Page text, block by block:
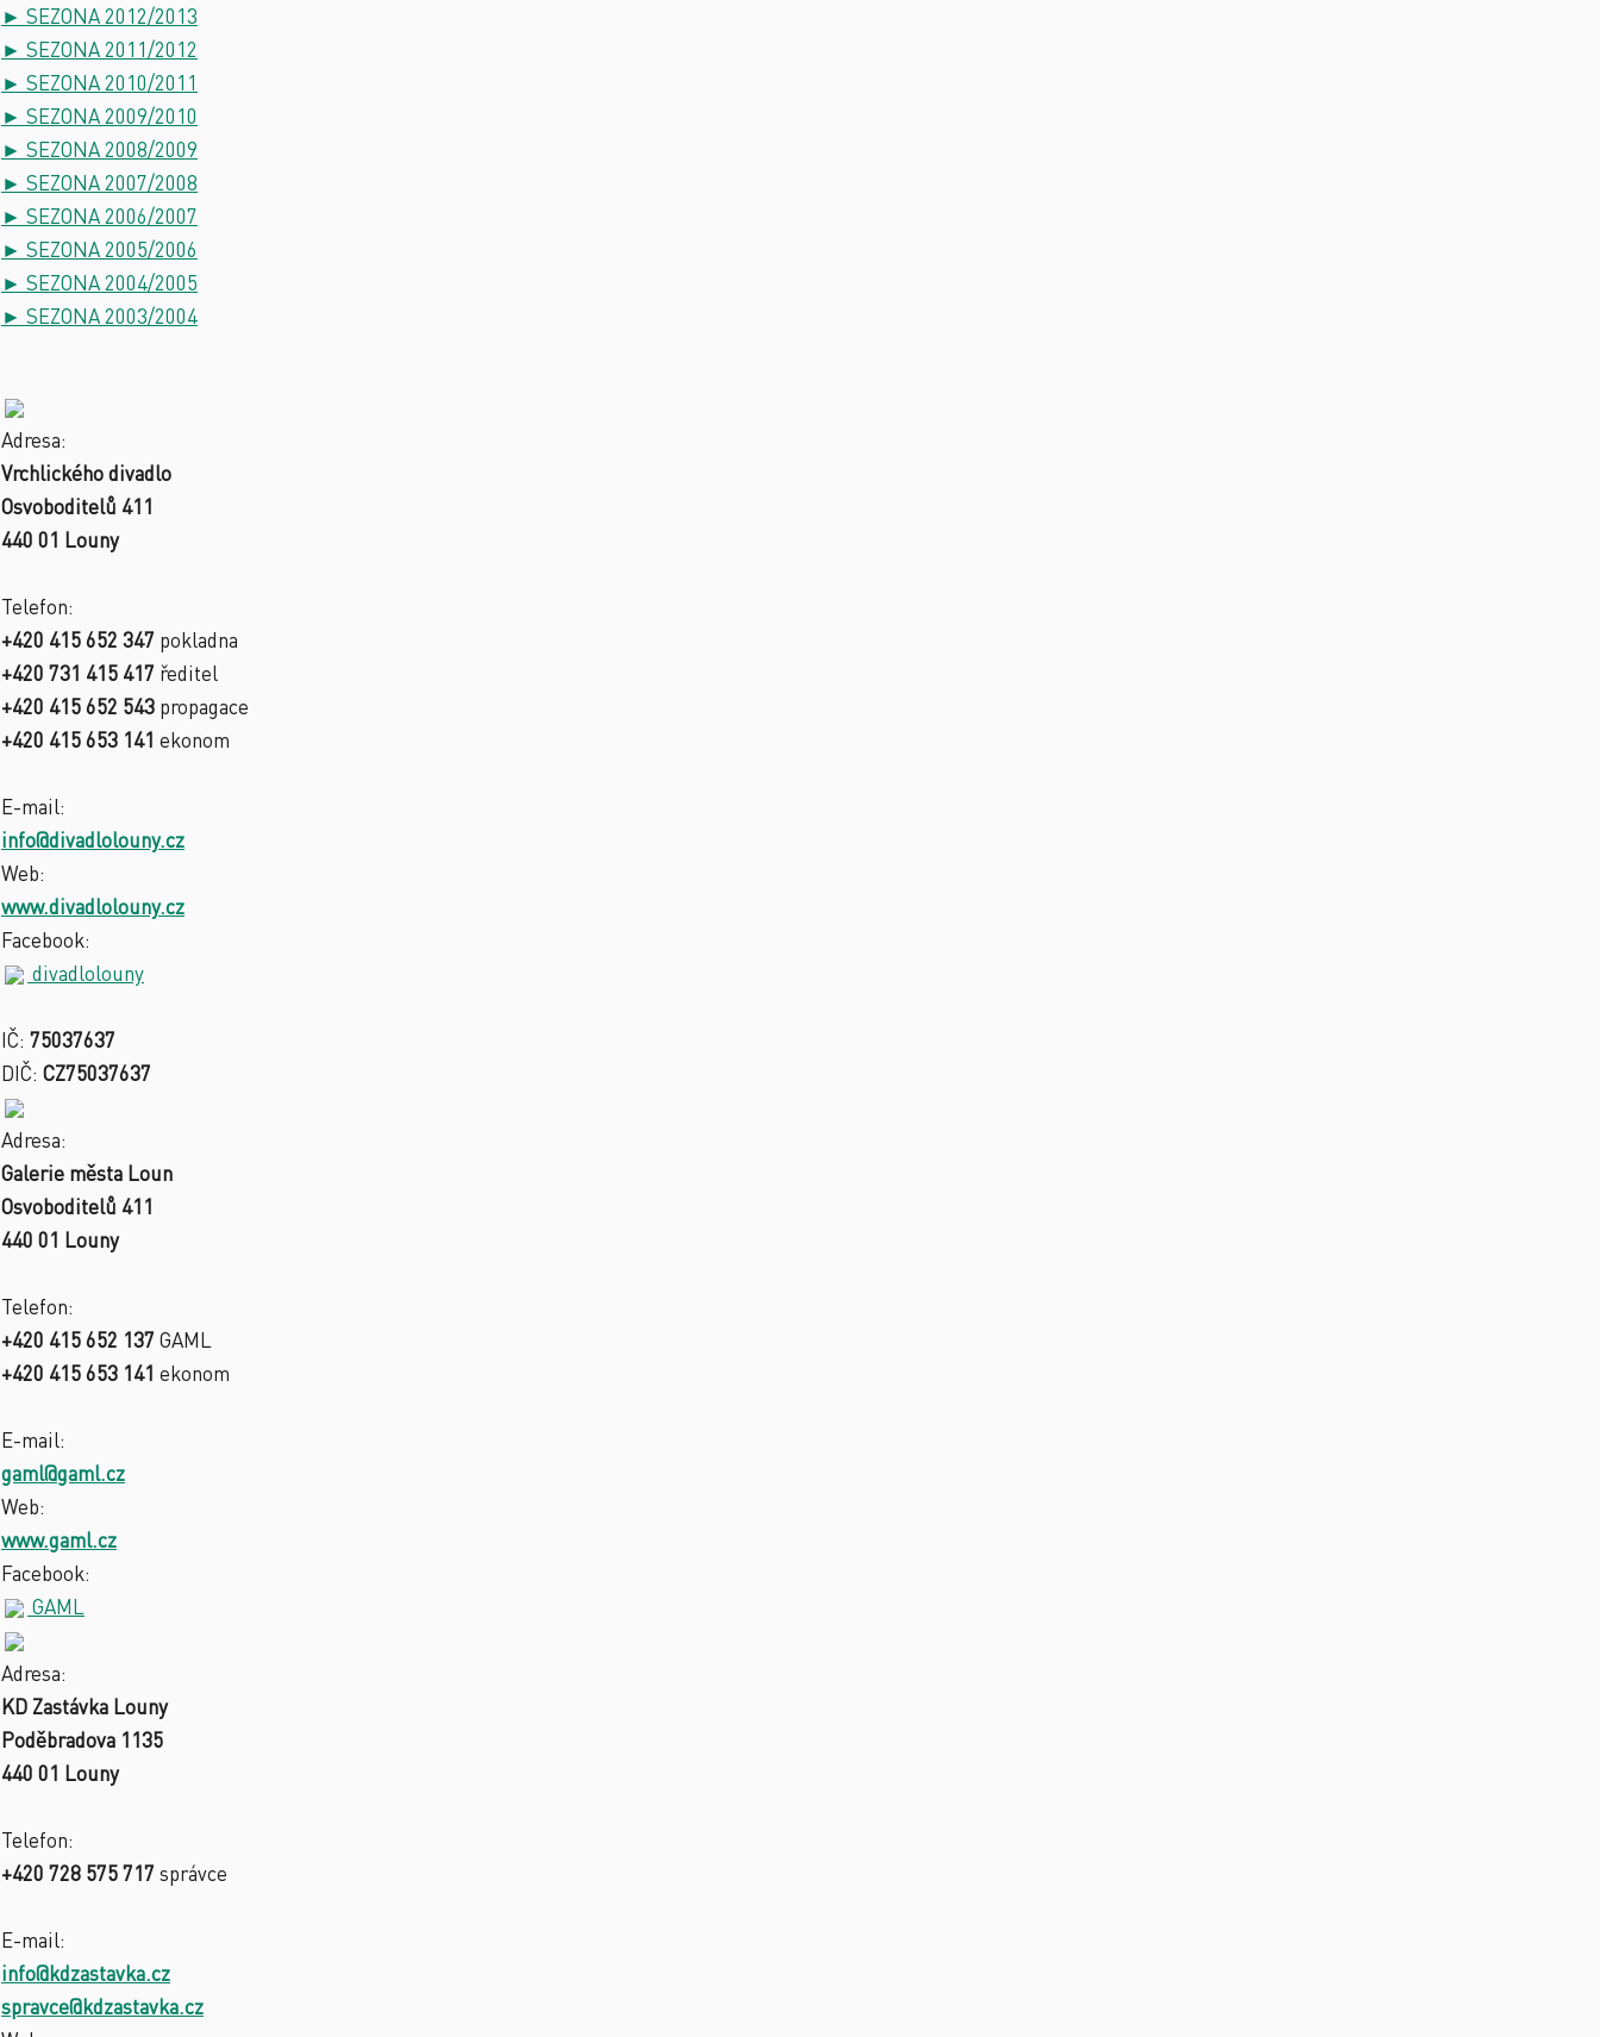
► SEZONA 2012/2013
► SEZONA 2011/2012
► SEZONA 2010/2011
► SEZONA 2009/2010
► SEZONA 2008/2009
► SEZONA 2007/2008
► SEZONA 2006/2007
► SEZONA 2005/2006
► SEZONA 2004/2005
► SEZONA 2003/2004
Adresa:
Vrchlického divadlo
Osvoboditelů 411
440 01 Louny
Telefon:
+420 415 652 347 pokladna
+420 731 415 417 ředitel
+420 415 652 543 propagace
+420 415 653 141 ekonom
E-mail:
info@divadlolouny.cz
Web:
www.divadlolouny.cz
Facebook:
divadlolouny
IČ: 75037637
DIČ: CZ75037637
Adresa:
Galerie města Loun
Osvoboditelů 411
440 01 Louny
Telefon:
+420 415 652 137 GAML
+420 415 653 141 ekonom
E-mail:
gaml@gaml.cz
Web:
www.gaml.cz
Facebook:
GAML
Adresa:
KD Zastávka Louny
Poděbradova 1135
440 01 Louny
Telefon:
+420 728 575 717 správce
E-mail:
info@kdzastavka.cz
spravce@kdzastavka.cz